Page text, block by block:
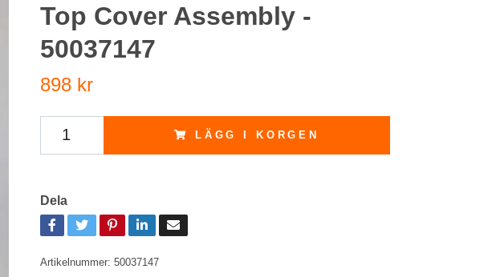
Top Cover Assembly -
50037147
898 kr
LÄGG I KORGEN
Dela
Artikelnummer: 50037147